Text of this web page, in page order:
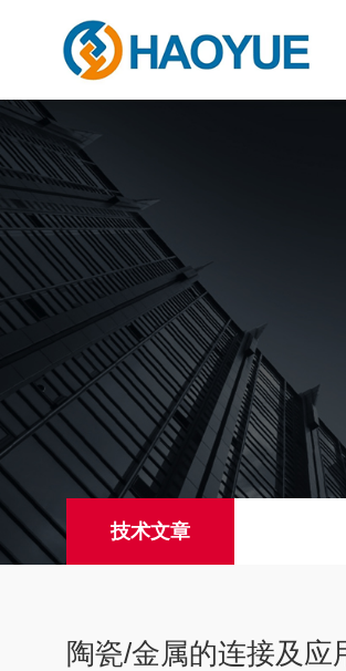
技术文章
陶瓷/金属的连接及应